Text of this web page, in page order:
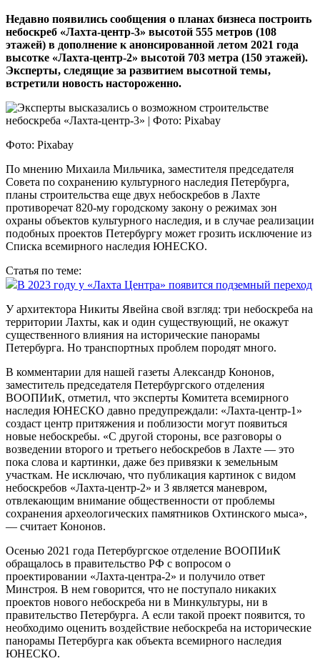
Недавно появились сообщения о планах бизнеса построить
небоскреб «Лахта-центр-3» высотой 555 метров (108
этажей) в дополнение к анонсированной летом 2021 года
высотке «Лахта-центр-2» высотой 703 метра (150 этажей).
Эксперты, следящие за развитием высотной темы,
встретили новость настороженно.
Фото: Pixabay
По мнению Михаила Мильчика, заместителя председателя
Совета по сохранению культурного наследия Петербурга,
планы строительства еще двух небоскребов в Лахте
противоречат 820‑му городскому закону о режимах зон
охраны объектов культурного наследия, и в случае реализации
подобных проектов Петербургу может грозить исключение из
Списка всемирного наследия ЮНЕСКО.
Статья по теме:
В 2023 году у «Лахта Центра» появится подземный переход
У архитектора Никиты Явейна свой взгляд: три небоскреба на
территории Лахты, как и один существующий, не окажут
существенного влияния на исторические панорамы
Петербурга. Но транспортных проблем породят много.
В комментарии для нашей газеты Александр Кононов,
заместитель председателя Петербургского отделения
ВООПИиК, отметил, что эксперты Комитета всемирного
наследия ЮНЕСКО давно предупреждали: «Лахта-центр-1»
создаст центр притяжения и поблизости могут появиться
новые небоскребы. «С другой стороны, все разговоры о
возведении второго и третьего небоскребов в Лахте — это
пока слова и картинки, даже без привязки к земельным
участкам. Не исключаю, что публикация картинок с видом
небоскребов «Лахта-центр-2» и 3 является маневром,
отвлекающим внимание общественности от проблемы
сохранения археологических памятников Охтинского мыса»,
— считает Кононов.
Осенью 2021 года Петербургское отделение ВООПИиК
обращалось в правительство РФ с вопросом о
проектировании «Лахта-центра-2» и получило ответ
Минстроя. В нем говорится, что не поступало никаких
проектов нового небоскреба ни в Минкультуры, ни в
правительство Петербурга. А если такой проект появится, то
необходимо оценить воздействие небоскреба на исторические
панорамы Петербурга как объекта всемирного наследия
ЮНЕСКО.